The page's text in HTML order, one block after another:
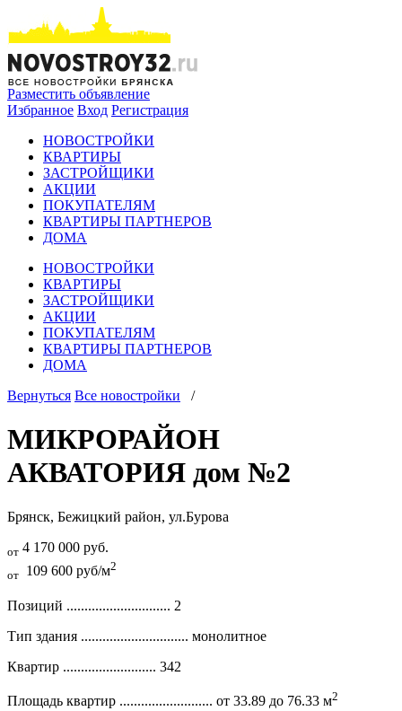
Разместить объявление
Избранное Вход Регистрация
НОВОСТРОЙКИ
КВАРТИРЫ
ЗАСТРОЙЩИКИ
АКЦИИ
ПОКУПАТЕЛЯМ
КВАРТИРЫ ПАРТНЕРОВ
ДОМА
НОВОСТРОЙКИ
КВАРТИРЫ
ЗАСТРОЙЩИКИ
АКЦИИ
ПОКУПАТЕЛЯМ
КВАРТИРЫ ПАРТНЕРОВ
ДОМА
Вернуться Все новостройки /
МИКРОРАЙОН
АКВАТОРИЯ дом №2
Брянск, Бежицкий район, ул.Бурова
от 4 170 000 руб.
от 109 600 руб/м2
Позиций ............................. 2
Тип здания .............................. монолитное
Квартир .......................... 342
Площадь квартир .......................... от 33.89 до 76.33 м2